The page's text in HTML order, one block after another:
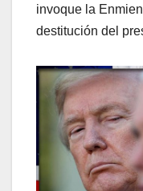
invoque la
destitución del